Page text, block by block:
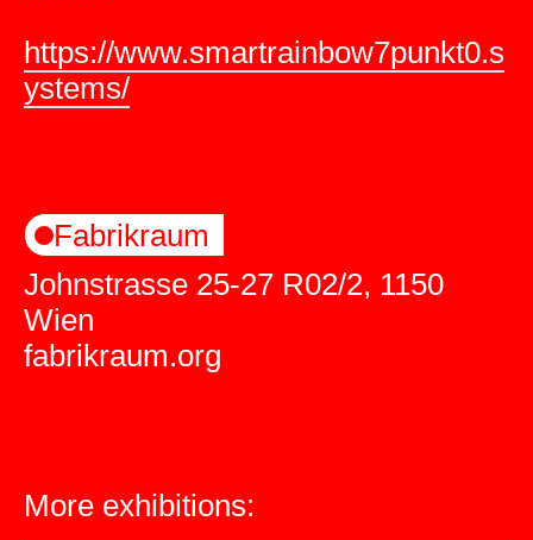
https://www.smartrainbow7punkt0.s
ystems/
Fabrikraum
Johnstrasse 25-27 R02/2, 1150
Wien
fabrikraum.org
More exhibitions: